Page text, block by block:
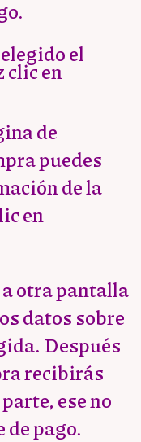
el
clic en
de
puedes
de la
en
otra pantalla
datos sobre
Después
recibirás
ese no
de pago.